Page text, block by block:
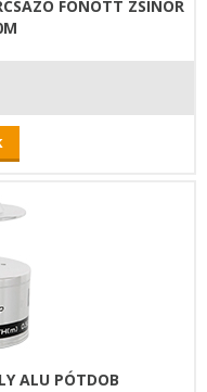
FONOTT ZSINÓR
ALU PÓTDOB